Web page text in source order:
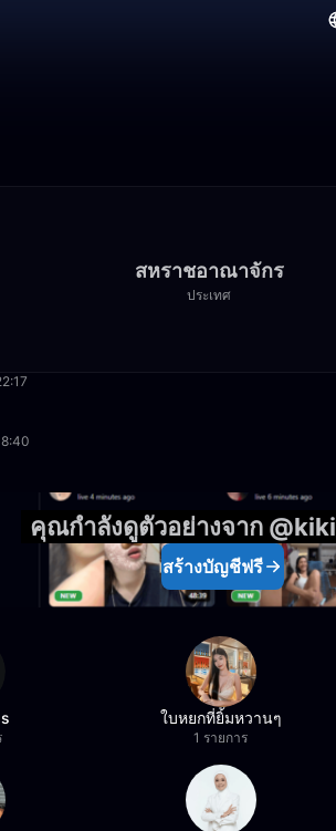
สหราชอาณาจักร
ประเทศ
คุณกำลังดูตัวอย่างจาก
สร้างบัญชีฟรี
ใบหยกที่ยิ้มหวานๆ
1 รายการ